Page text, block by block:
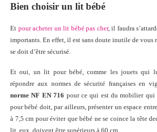
Bien choisir un lit bébé
Et pour acheter un lit bébé pas cher, il faudra
importants. En effet, il est sans doute inutile de vous
se doit d’être sécurisé.
Et oui, un lit pour bébé, comme les jouets qui
répondre aux normes de sécurité françaises en
norme NF EN 716 pour ce qui est du mobilier
pour bébé doit, par ailleurs, présenter un espace
à 7,5 cm pour éviter que bébé ne se coince la tête
lit, eux, doivent être supérieurs à 60 cm.